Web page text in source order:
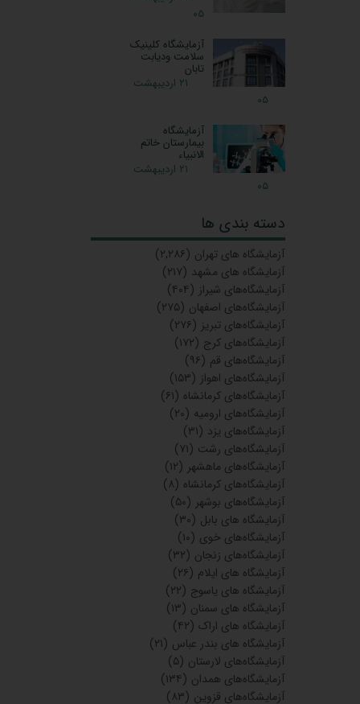
۰۵
آزمایشگاه کلینیک
سلامت ودیابت
تابان
۲۱ اردیبهشت
۰۵
آزمایشگاه
بیمارستان خاتم
الانبیاء
۲۱ اردیبهشت
۰۵
دسته بندی ها
آزمایشگاه‌ های تهران (۲,۲۸۶)
آزمایشگاه های مشهد (۲۱۷)
آزمایشگاه‌های شیراز (۴۰۴)
آزمایشگاه‌های اصفهان (۲۷۵)
آزمایشگاه‌های تبریز (۲۷۶)
آزمایشگاه‌های کرج (۱۷۲)
آزمایشگاه‌های قم (۹۶)
آزمایشگاه‌های اهواز (۱۵۳)
آزمایشگاه‌های کرمانشاه (۶۱)
آزمایشگاه‌های ارومیه (۲۰)
آزمایشگاه‌های یزد (۳۱)
آزمایشگاه‌های رشت (۷۱)
آزمایشگاه‌های ماهشهر (۱۲)
آزمایشگاه‌های کرمانشاه (۸)
آزمایشگاه‌های بوشهر (۵۰)
آزمایشگاه های بابل (۳۰)
آزمایشگاه‌های خوی (۱۰)
آزمایشگاه‌های زنجان (۳۲)
آزمایشگاه های ایلام (۲۶)
آزمایشگاه های یاسوج (۲۲)
آزمایشگاه های سمنان (۱۳)
آزمایشگاه های اراک (۴۲)
آزمایشگاه های بندر عباس (۲۱)
آزمایشگاه‌های لارستان (۵)
آزمایشگاه‌های همدان (۱۳۴)
آزمایشگاه‌های قزوین (۸۳)